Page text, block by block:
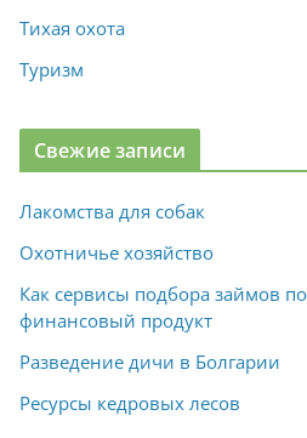
Тихая охота
Туризм
Свежие записи
Лакомства для собак
Охотничье хозяйство
Как сервисы подбора займов
финансовый продукт
Разведение дичи в Болгарии
Ресурсы кедровых лесов